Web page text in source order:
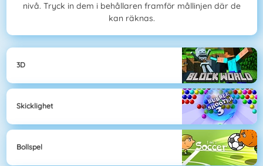
nivå. Tryck in dem i behållaren framför mållinjen där de
kan räknas.
3D
Skicklighet
Bollspel